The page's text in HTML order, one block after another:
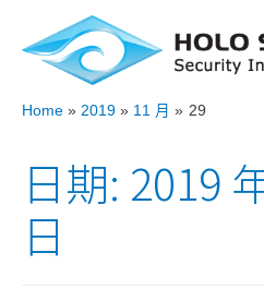
Home 2019 11 月 29
日期: 2019
日